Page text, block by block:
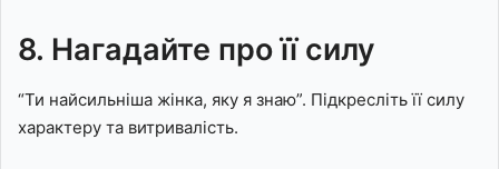
8. Нагадайте про її силу
“Ти найсильніша жінка, яку я знаю”. Підкресліть її силу
характеру та витривалість.